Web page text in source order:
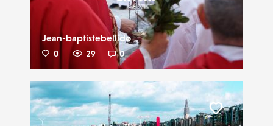
Jean-baptistebellido
0 29 0
Liker